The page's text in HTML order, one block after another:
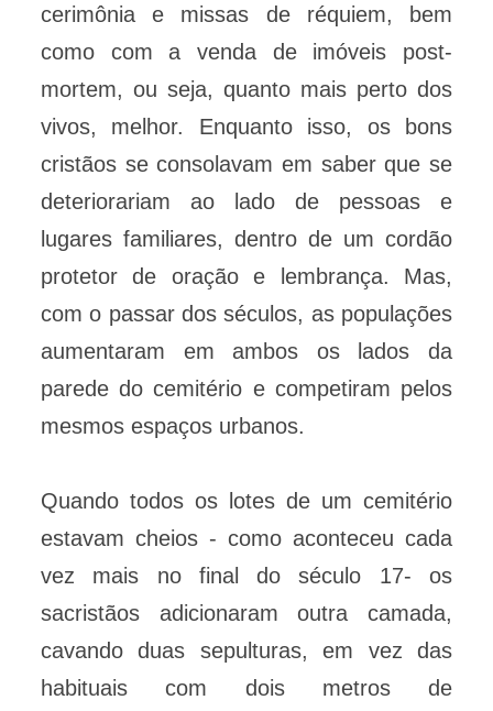
cerimônia e missas de réquiem, bem
como com a venda de imóveis post-
mortem, ou seja, quanto mais perto dos
vivos, melhor. Enquanto isso, os bons
cristãos se consolavam em saber que se
deteriorariam ao lado de pessoas e
lugares familiares, dentro de um cordão
protetor de oração e lembrança. Mas,
com o passar dos séculos, as populações
aumentaram em ambos os lados da
parede do cemitério e competiram pelos
mesmos espaços urbanos.
Quando todos os lotes de um cemitério
estavam cheios - como aconteceu cada
vez mais no final do século 17- os
sacristãos adicionaram outra camada,
cavando duas sepulturas, em vez das
habituais com dois metros de